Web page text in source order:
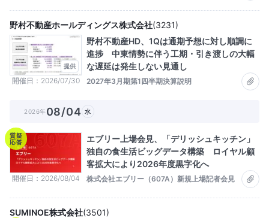
提供
開催日 2026/07/30
野村不動産ホールディングス株式会社(3231)
野村不動産HD、1Qは通期予想に対し順調に
進捗 中東情勢に伴う工期・引き渡しの大幅
な遅延は発生しない見通し
2027年3月期第1四半期決算説明
2026年08/04 水
質疑
応答
開催日 2026/08/04
エブリー上場会見、「デリッシュキッチン」
独自の食生活ビッグデータ構築 ロイヤル顧
客拡大により2026年度黒字化へ
株式会社エブリー（607A）新規上場記者会見
SUMINOE株式会社(3501)